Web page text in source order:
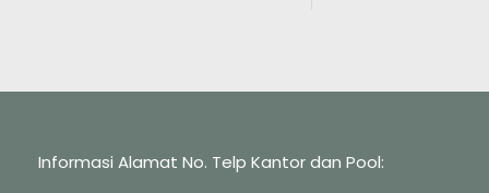
Informasi Alamat No. Telp Kantor dan Pool: